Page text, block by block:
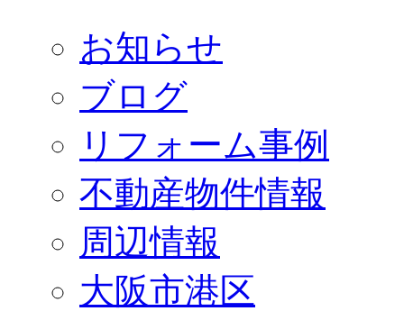
お知らせ
ブログ
リフォーム事例
不動産物件情報
周辺情報
大阪市港区